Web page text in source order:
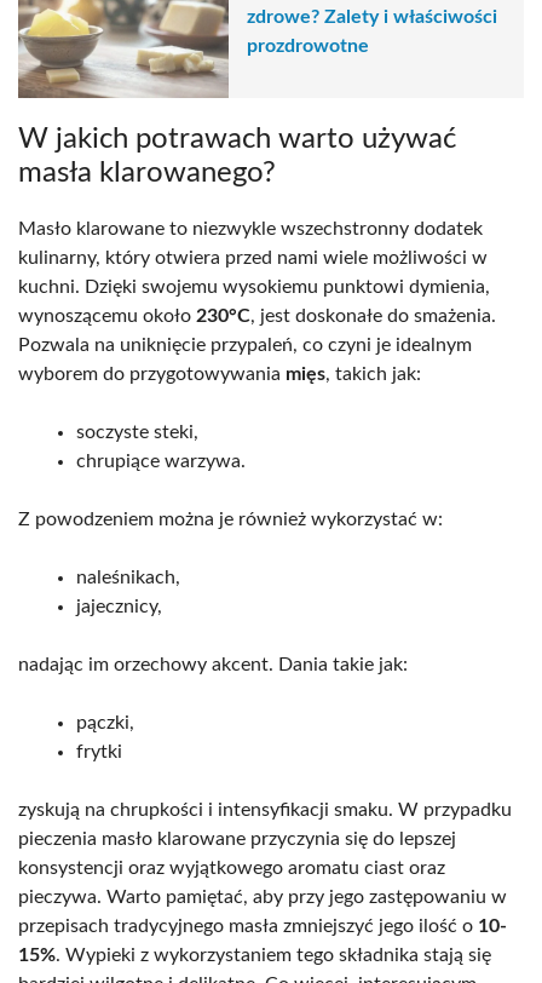
zdrowe? Zalety i właściwości
prozdrowotne
W jakich potrawach warto używać
masła klarowanego?
Masło klarowane to niezwykle wszechstronny dodatek
kulinarny, który otwiera przed nami wiele możliwości w
kuchni. Dzięki swojemu wysokiemu punktowi dymienia,
wynoszącemu około 230°C, jest doskonałe do smażenia.
Pozwala na uniknięcie przypaleń, co czyni je idealnym
wyborem do przygotowywania mięs, takich jak:
soczyste steki,
chrupiące warzywa.
Z powodzeniem można je również wykorzystać w:
naleśnikach,
jajecznicy,
nadając im orzechowy akcent. Dania takie jak:
pączki,
frytki
zyskują na chrupkości i intensyfikacji smaku. W przypadku
pieczenia masło klarowane przyczynia się do lepszej
konsystencji oraz wyjątkowego aromatu ciast oraz
pieczywa. Warto pamiętać, aby przy jego zastępowaniu w
przepisach tradycyjnego masła zmniejszyć jego ilość o 10-
15%. Wypieki z wykorzystaniem tego składnika stają się